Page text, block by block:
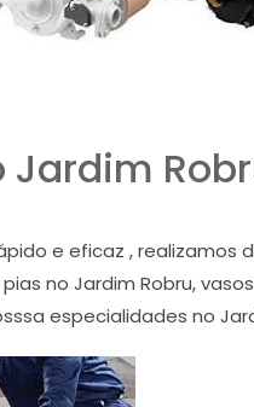
e eficaz ,
no Jardim Robru,
especialidades no